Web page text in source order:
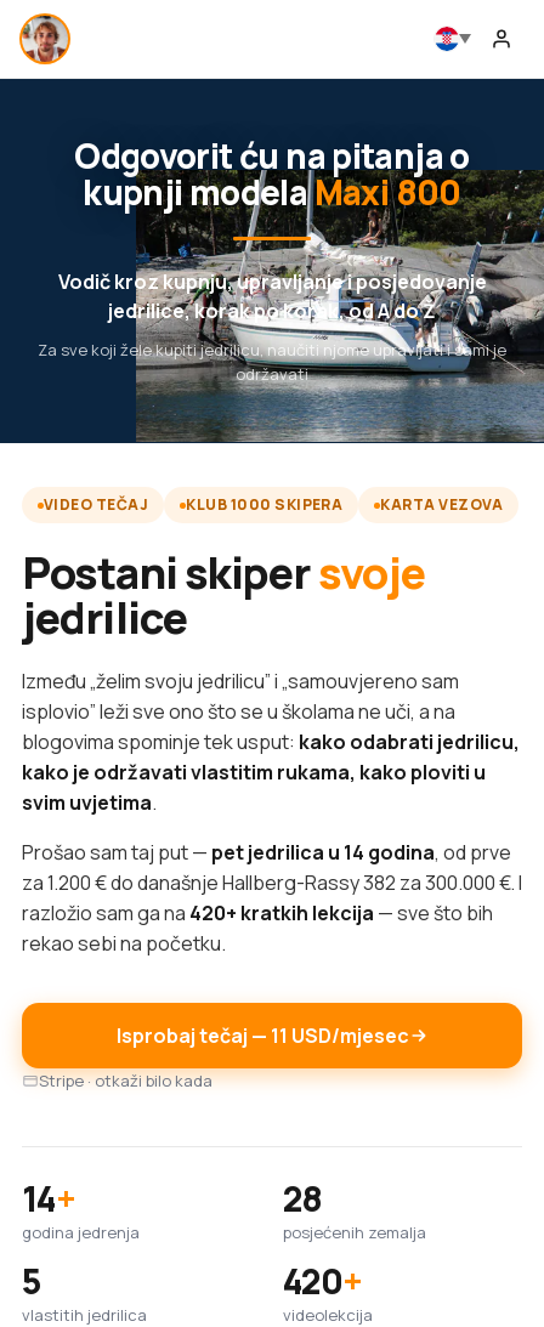
Odgovorit ću na pitanja o
kupnji modelaMaxi 800
Vodič kroz kupnju, upravljanje i posjedovanje
jedrilice, korak po korak, od A do Ž
Za sve koji žele kupiti jedrilicu, naučiti njome upravljati i sami je
održavati
VIDEO TEČAJ KLUB 1000 SKIPERA KARTA VEZOVA
Postani skipersvoje
jedrilice
Između „želim svoju jedrilicu” i „samouvjereno sam
isplovio” leži sve ono što se u školama ne uči, a na
blogovima spominje tek usput: kako odabrati jedrilicu,
kako je održavati vlastitim rukama, kako ploviti u
svim uvjetima.
Prošao sam taj put — pet jedrilica u 14 godina, od prve
za 1.200 € do današnje Hallberg-Rassy 382 za 300.000 €. I
razložio sam ga na 420+ kratkih lekcija — sve što bih
rekao sebi na početku.
Isprobaj tečaj — 11 USD/mjesec
Stripe · otkaži bilo kada
14+
godina jedrenja
28
posjećenih zemalja
5
vlastitih jedrilica
420+
videolekcija